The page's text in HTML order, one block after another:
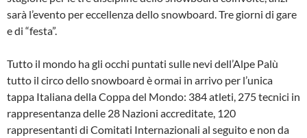
sarà l’evento per eccellenza dello snowboard. Tre giorni di gare
e di “festa”.
Tutto il mondo ha gli occhi puntati sulle nevi dell’Alpe Palù
tutto il circo dello snowboard è ormai in arrivo per l’unica
tappa Italiana della Coppa del Mondo: 384 atleti, 275 tecnici in
rappresentanza delle 28 Nazioni accreditate, 120
rappresentanti di Comitati Internazionali al seguito e non da